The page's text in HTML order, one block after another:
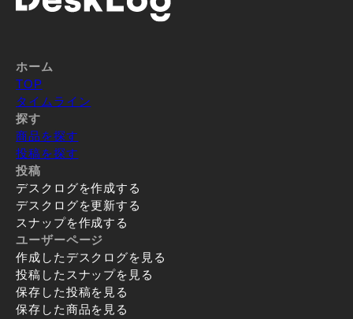
ホーム
TOP
タイムライン
探す
商品を探す
投稿を探す
投稿
デスクログを作成する
デスクログを更新する
スナップを作成する
ユーザーページ
作成したデスクログを見る
投稿したスナップを見る
保存した投稿を見る
保存した商品を見る